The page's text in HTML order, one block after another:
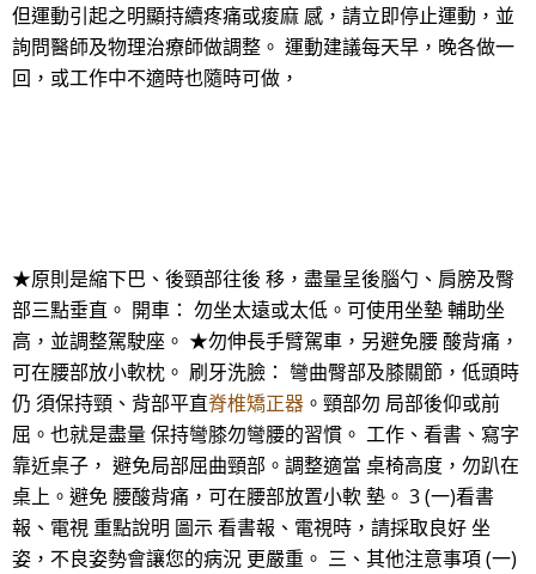
但運動引起之明顯持續疼痛或痠麻 感，請立即停止運動，並
詢問醫師及物理治療師做調整。 運動建議每天早，晚各做一
回，或工作中不適時也隨時可做，
★原則是縮下巴、後頸部往後 移，盡量呈後腦勺、肩膀及臀
部三點垂直。 開車： 勿坐太遠或太低。可使用坐墊 輔助坐
高，並調整駕駛座。 ★勿伸長手臂駕車，另避免腰 酸背痛，
可在腰部放小軟枕。 刷牙洗臉： 彎曲臀部及膝關節，低頭時
仍 須保持頸、背部平直脊椎矯正器 。頸部勿 局部後仰或前
屈。也就是盡量 保持彎膝勿彎腰的習慣。 工作、看書、寫字
靠近桌子， 避免局部屈曲頸部。調整適當 桌椅高度，勿趴在
桌上。避免 腰酸背痛，可在腰部放置小軟 墊。 3 (一)看書
報、電視 重點說明 圖示 看書報、電視時，請採取良好 坐
姿，不良姿勢會讓您的病況 更嚴重。 三、其他注意事項 (一)